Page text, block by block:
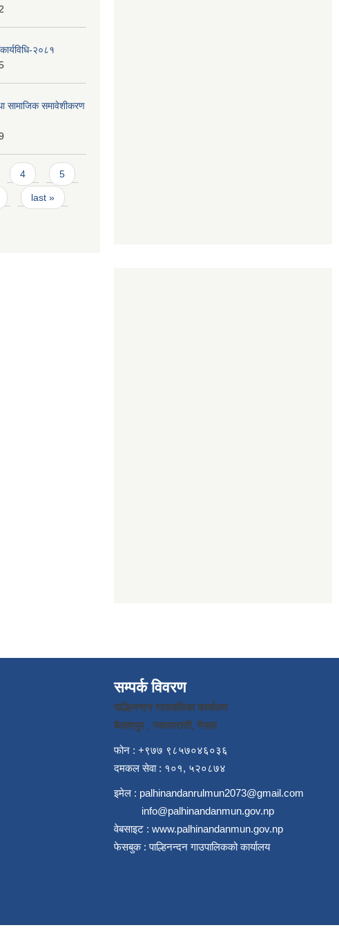
२०८१
सामाजिक समावेशीकरण
4 5
last »
सम्पर्क विवरण
पाल्हिनन्दन गाउपालिका कार्यालय
बेलाशपुर , नवलपरासी, नेपाल
फोन : +९७७ ९८५७०४६०३६
दमकल सेवा : १०१, ५२०८७४
इमेल : palhinandanrulmun2073@gmail.com
info@palhinandanmun.gov.np
वेबसाइट : www.palhinandanmun.gov.np
फेसबुक :पाल्हिनन्दन गाउपालिकको कार्यालय